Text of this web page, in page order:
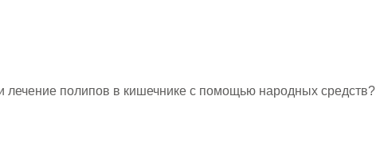
лечение полипов в кишечнике с помощью народных средств?